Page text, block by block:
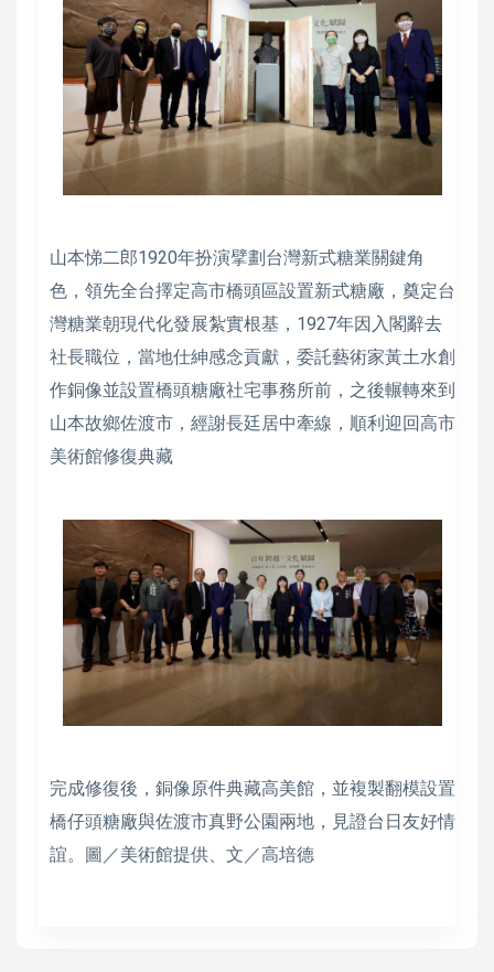
山本悌二郎1920年扮演擘劃台灣新式糖業關鍵角
色，領先全台擇定高市橋頭區設置新式糖廠，奠定台
灣糖業朝現代化發展紮實根基，1927年因入閣辭去
社長職位，當地仕紳感念貢獻，委託藝術家黃土水創
作銅像並設置橋頭糖廠社宅事務所前，之後輾轉來到
山本故鄉佐渡市，經謝長廷居中牽線，順利迎回高市
美術館修復典藏
完成修復後，銅像原件典藏高美館，並複製翻模設置
橋仔頭糖廠與佐渡市真野公園兩地，見證台日友好情
誼。圖／美術館提供、文／高培德